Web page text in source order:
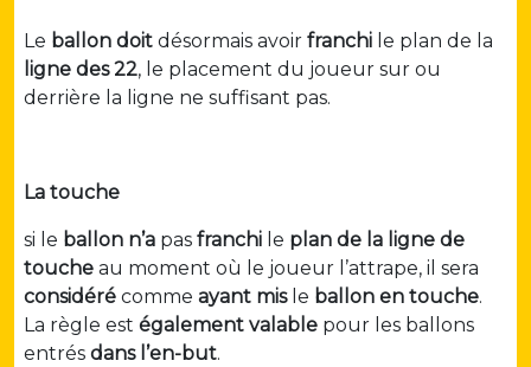
Le ballon doit désormais avoir franchi le plan de la
ligne des 22, le placement du joueur sur ou
derrière la ligne ne suffisant pas.
La touche
si le ballon n’a pas franchi le plan de la ligne de
touche au moment où le joueur l’attrape, il sera
considéré comme ayant misle ballon en touche.
La règle est également valable pour les ballons
entrés dans l’en-but.